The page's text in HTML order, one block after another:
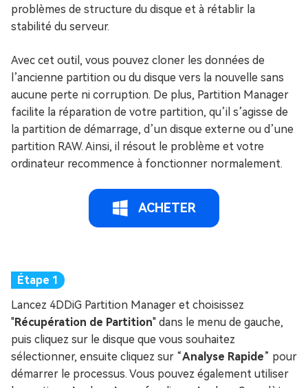
problèmes de structure du disque et à rétablir la
stabilité du serveur.
Avec cet outil, vous pouvez cloner les données de
l’ancienne partition ou du disque vers la nouvelle sans
aucune perte ni corruption. De plus, Partition Manager
facilite la réparation de votre partition, qu’il s’agisse de
la partition de démarrage, d’un disque externe ou d’une
partition RAW. Ainsi, il résout le problème et votre
ordinateur recommence à fonctionner normalement.
ACHETER
Lancez 4DDiG Partition Manager et choisissez
"Récupération de Partition" dans le menu de gauche,
puis cliquez sur le disque que vous souhaitez
sélectionner, ensuite cliquez sur “Analyse Rapide” pour
démarrer le processus. Vous pouvez également utiliser